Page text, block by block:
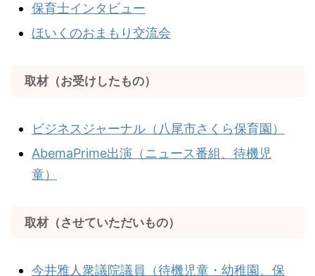
保育士インタビュー
ほいくのおまもり交流会
取材（お受けしたもの）
ビジネスジャーナル（八尾市さくら保育園）
AbemaPrime出演（ニュース番組、待機児
童）
取材（させていただいもの）
今井雅人衆議院議員（待機児童・幼稚園、保